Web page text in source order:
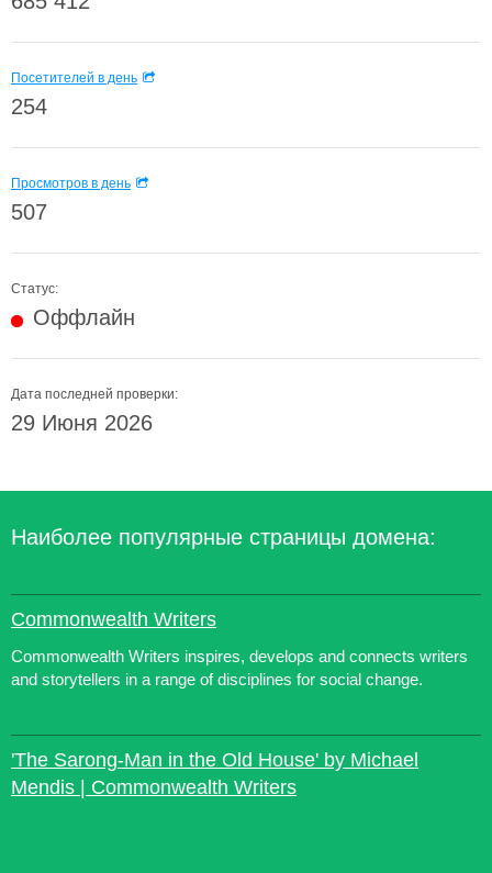
Посетителей в день
254
Просмотров в день
507
Статус:
Оффлайн
Дата последней проверки:
29 Июня 2026
Наиболее популярные страницы домена:
Commonwealth Writers
Commonwealth Writers inspires, develops and connects writers
and storytellers in a range of disciplines for social change.
'The Sarong-Man in the Old House' by Michael
Mendis | Commonwealth Writers